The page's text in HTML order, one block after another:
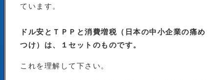
ています。
ドル安とＴＰＰと消費増税（日本の中小企業の痛め
つけ）は、１セットのものです。
これを理解して下さい。